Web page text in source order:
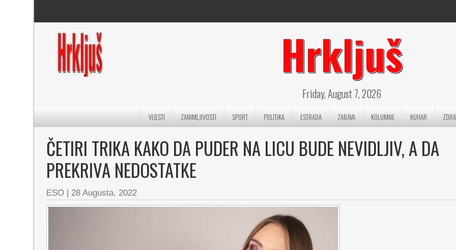
Hrkljuš
Friday, August 7, 2026
VIJESTI ZANIMLJIVOSTI SPORT POLITIKA ESTRADA ZABAVA KOLUMNE KUHAR
ČETIRI TRIKA KAKO DA PUDER NA LICU BUDE NEVIDLJIV, A DA
PREKRIVA NEDOSTATKE
ESO | 28 Augusta, 2022